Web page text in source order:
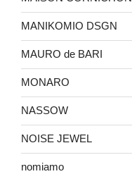
MANIKOMIO DSGN
MAURO de BARI
MONARO
NASSOW
NOISE JEWEL
nomiamo